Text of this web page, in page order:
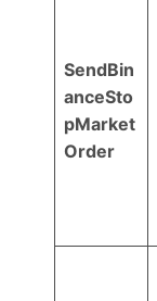
SendBin
anceSto
pMarket
Order